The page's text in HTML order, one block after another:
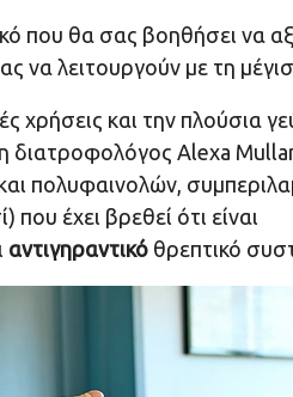
που θα σας βοηθήσει να
να λειτουργούν με τη
χρήσεις και την
Alexa
πολυφαινολών,
που έχει βρεθεί ότι είναι
αντιγηραντικό θρεπτικό